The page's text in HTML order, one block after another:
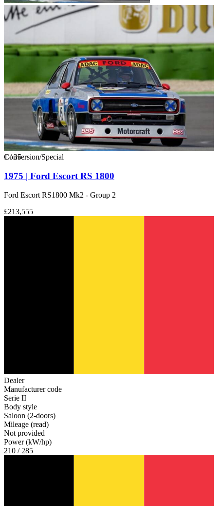
1/35
Conversion/Special
1975 | Ford Escort RS 1800
Ford Escort RS1800 Mk2 - Group 2
£213,555
Dealer
Manufacturer code
Serie II
Body style
Saloon (2-doors)
Mileage (read)
Not provided
Power (kW/hp)
210 / 285